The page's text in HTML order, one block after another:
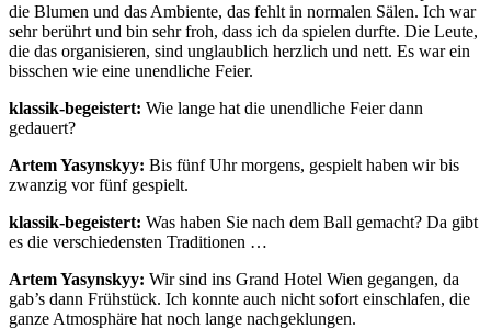
die Blumen und das Ambiente, das fehlt in normalen Sälen. Ich war
sehr berührt und bin sehr froh, dass ich da spielen durfte. Die Leute,
die das organisieren, sind unglaublich herzlich und nett. Es war ein
bisschen wie eine unendliche Feier.
klassik-begeistert: Wie lange hat die unendliche Feier dann
gedauert?
Artem Yasynskyy: Bis fünf Uhr morgens, gespielt haben wir bis
zwanzig vor fünf gespielt.
klassik-begeistert: Was haben Sie nach dem Ball gemacht? Da gibt
es die verschiedensten Traditionen …
Artem Yasynskyy: Wir sind ins Grand Hotel Wien gegangen, da
gab’s dann Frühstück. Ich konnte auch nicht sofort einschlafen, die
ganze Atmosphäre hat noch lange nachgeklungen.